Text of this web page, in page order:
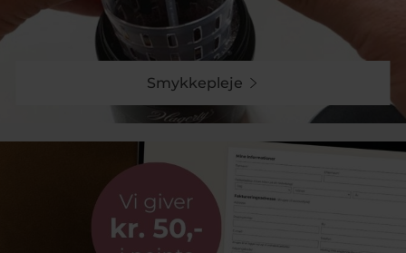
Smykkepleje